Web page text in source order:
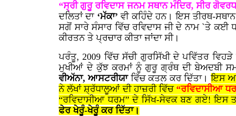
“ਸ੍ਰੀ ਗੁਰੂ ਰਵਿਦਾਸ ਜਨਮ ਸਥਾਨ ਮੰਦਿਰ, ਸੀਰ
ਦਲਿਤਾਂ ਦਾ ‘ਮੱਕਾ’ਵੀ ਕਹਿੰਦੇ ਹਨ। ਇਸ ਤੀਰਥ-
ਸਗੋਂ ਸਾਰੇ ਸੰਸਾਰ ਵਿੱਚ ਰਵਿਦਾਸ ਜੀ ਦੇ ਨਾਮ `ਤੇ ਕਈ
ਕੀਰਤਨ ਤੇ ਪ੍ਰਚਾਰ ਕੀਤਾ ਜਾਂਦਾ ਸੀ।
ਪਰੰਤੂ, 2009 ਵਿੱਚ ਸੱਚੀ ਗੁਰਸਿੱਖੀ ਦੇ ਪਵਿੱਤਰ
ਮੁਖੀਆਂ ਦੇ ਕੁੱਝ ਕਰਮਾਂ ਨੂੰ ਗੁਰੂ ਗ੍ਰੰਥ ਦੀ ਬੇਅਦਬੀ
ਵੀਅੱਨਾ, ਆਸਟਰੀਯਾਵਿੱਚ ਕਤਲ ਕਰ ਦਿੱਤਾ।ਇਸ
ਨੇ ਲੱਖਾਂ ਸ਼੍ਰੱਧਾਲੂਆਂ ਦੀ ਹਾਜ਼ਰੀ ਵਿੱਚ “ਰਵਿਦਾਸੀਆ
“ਰਵਿਦਾਸੀਆ ਧਰਮ” ਦੇ ਸਿੱਖ-ਸੇਵਕ ਬਣ ਗਏ! ਇਸ
ਫੇਰ ਖੇਰੂੰ-ਖੇਰੂੰ ਕਰ ਦਿੱਤਾ।